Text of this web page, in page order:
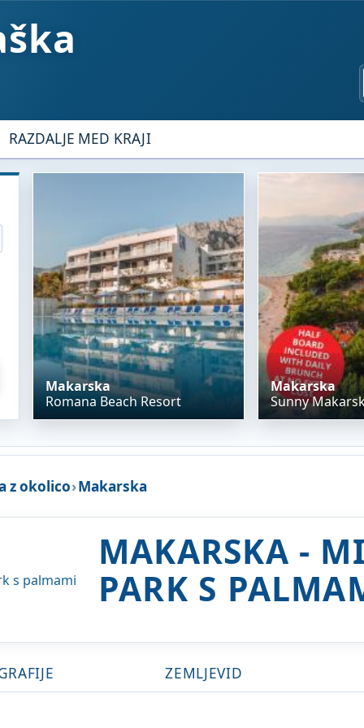
RAZDALJE MED KRAJI
Makarska
Romana Beach Resort
Makarska
Sunny
z okolico›Makarska
MAKARSKA -
PARK S
ZEMLJEVID